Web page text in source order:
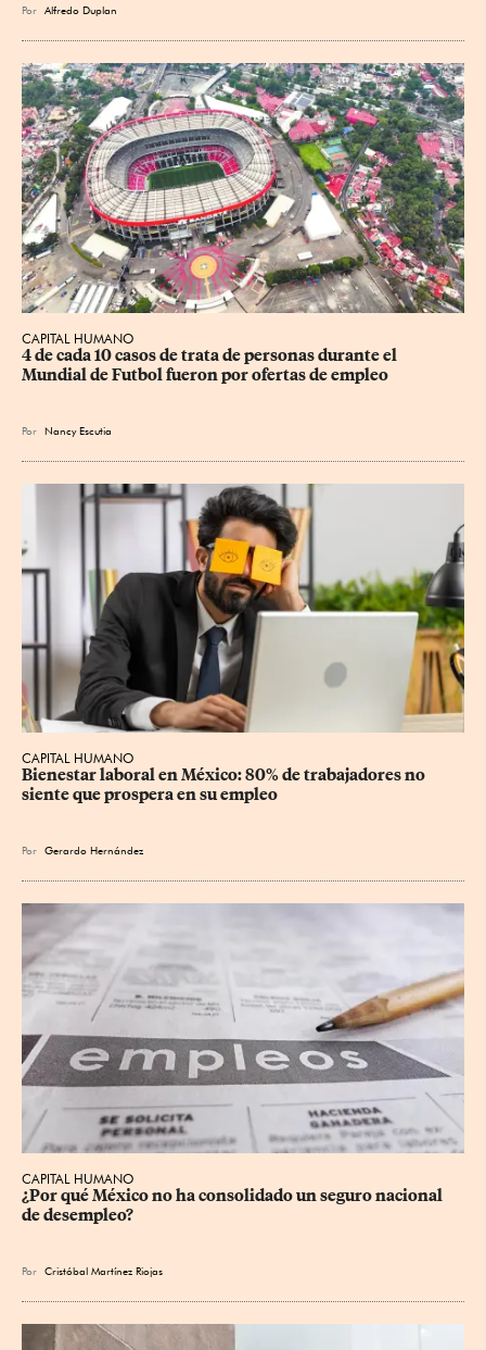
Por Alfredo Duplan
CAPITAL HUMANO
4 de cada 10 casos de trata de personas durante el
Mundial de Futbol fueron por ofertas de empleo
Por Nancy Escutia
CAPITAL HUMANO
Bienestar laboral en México: 80% de trabajadores no
siente que prospera en su empleo
Por Gerardo Hernández
CAPITAL HUMANO
¿Por qué México no ha consolidado un seguro nacional
de desempleo?
Por Cristóbal Martínez Riojas